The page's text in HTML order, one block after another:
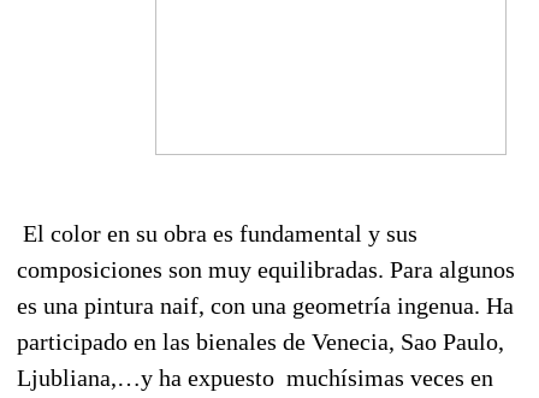
El color en su obra es fundamental y sus
composiciones son muy equilibradas. Para algunos
es una pintura naif, con una geometría ingenua. Ha
participado en las bienales de Venecia, Sao Paulo,
Ljubliana,…y ha expuesto muchísimas veces en